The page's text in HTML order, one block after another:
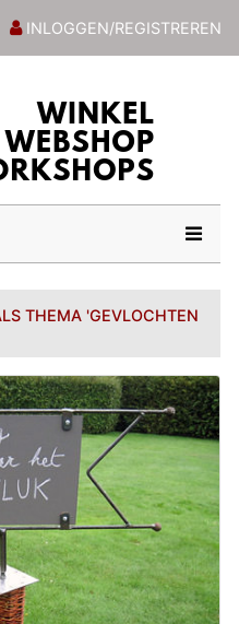
INLOGGEN/REGISTREREN
THEMA 'GEVLOCHTEN